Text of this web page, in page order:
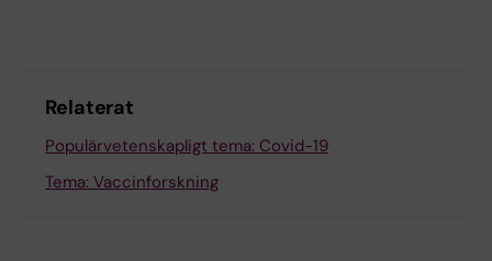
Relaterat
Populärvetenskapligt tema: Covid-19
Tema: Vaccinforskning